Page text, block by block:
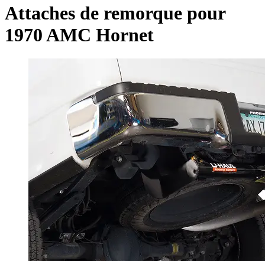
Attaches de remorque pour
1970 AMC Hornet